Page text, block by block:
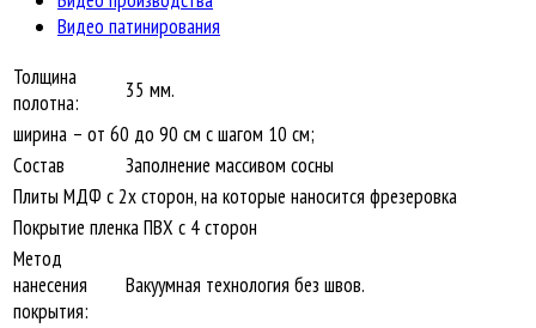
Видео патинирования
Толщина
полотна:
35 мм.
ширина – от 60 до 90 см с шагом 10 см;
Состав
Заполнение массивом сосны
Плиты МДФ с 2х сторон, на которые наносится фрезеровка
Покрытие пленка ПВХ с 4 сторон
Метод
нанесения
покрытия:
Вакуумная технология без швов.